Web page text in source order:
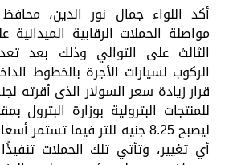
أكد اللواء جمال نور الدين،
مواصلة الحملات الرقابية
الثالث على التوالي وذلك بعد
الركوب لسيارات الأجرة بالخطوط
قرار زيادة سعر السولار الذى أقرته
للمنتجات البترولية بوزارة البترول
ليصبح 8.25 جنيه للتر فيما تستمر
أي تغيير، وتأتي تلك الحملات